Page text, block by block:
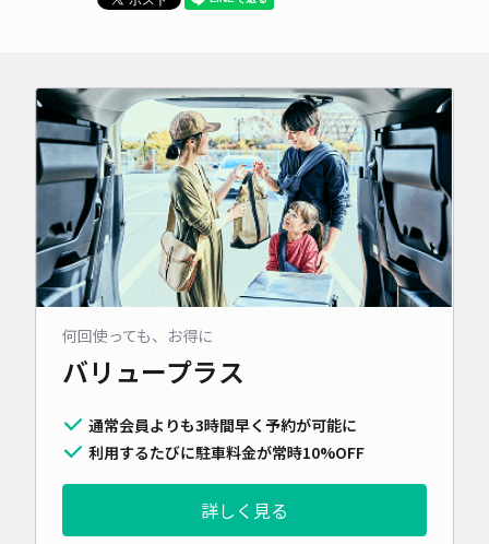
何回使っても、お得に
バリュープラス
通常会員よりも3時間早く予約が可能に
利用するたびに駐車料金が常時10%OFF
詳しく見る